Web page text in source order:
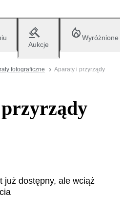
Aukcje
Wyróżnione
fotograficzne
Aparaty i przyrządy
już dostępny, ale wciąż